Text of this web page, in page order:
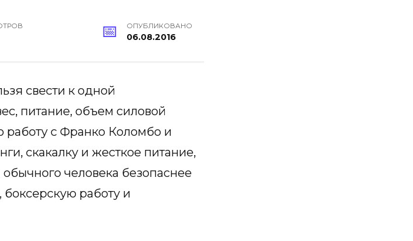
ОПУБЛИКОВАНО
06.08.2016
свести к одной
питание, объем силовой
работу с Франко Коломбо и
скакалку и жесткое питание,
человека безопаснее
работу и